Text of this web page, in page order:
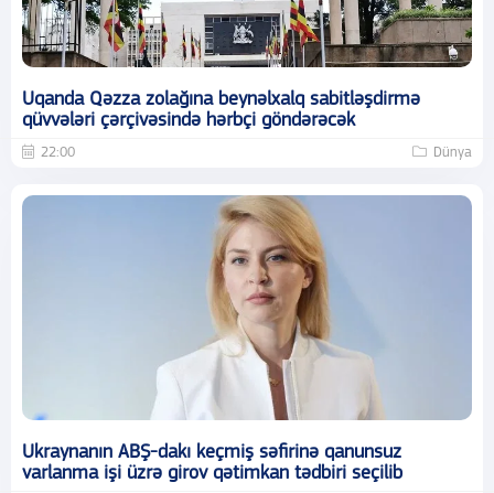
Uqanda Qəzza zolağına beynəlxalq sabitləşdirmə
qüvvələri çərçivəsində hərbçi göndərəcək
22:00 Dünya
Ukraynanın ABŞ-dakı keçmiş səfirinə qanunsuz
varlanma işi üzrə girov qətimkan tədbiri seçilib